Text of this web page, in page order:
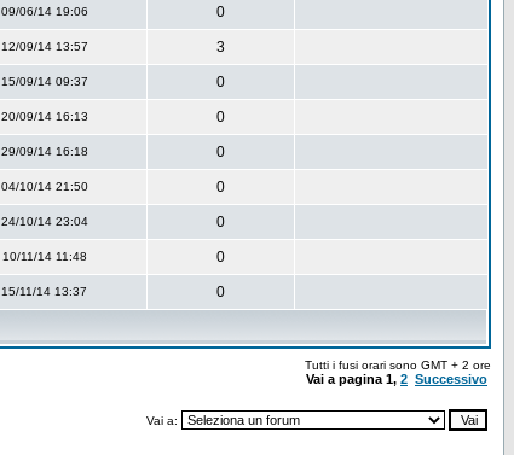
09/06/14 19:06 0
12/09/14 13:57 3
15/09/14 09:37 0
20/09/14 16:13 0
29/09/14 16:18 0
04/10/14 21:50 0
24/10/14 23:04 0
10/11/14 11:48 0
15/11/14 13:37 0
Tutti i fusi orari sono GMT + 2 ore
Vai a pagina 1, 2 Successivo
Vai a: